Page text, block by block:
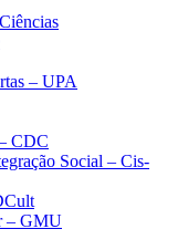
– UPA
CDC
Social – Cis-
– GMU